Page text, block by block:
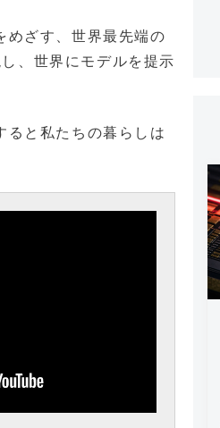
めざす、世界最先端の
、世界にモデルを提示
と私たちの暮らしは